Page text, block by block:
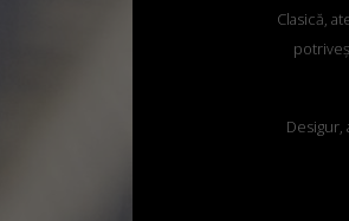
Clasică,
Desigur,